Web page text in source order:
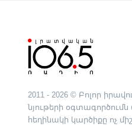
2011 - 2026 © Բոլոր
նյութերի
հեղինակի կարծիքը ոչ